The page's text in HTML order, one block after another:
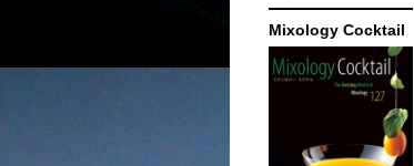
Mixology Cocktail